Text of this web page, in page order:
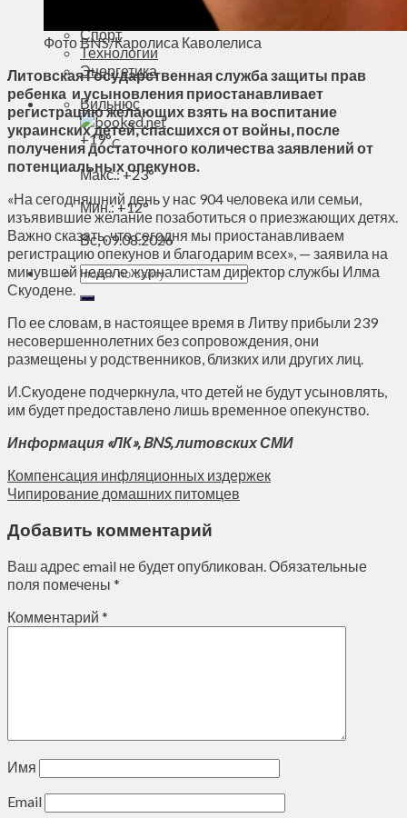
Духовное пространство
Спорт
Технологии
Энергетика
Вильнюс
+19°C
Макс.:+23°
Мин.:+12°
Вс, 09.08.2026
Фото BNS/Каролиса Каволелиса
Литовская Государственная служба защиты прав
ребенка и усыновления приостанавливает
регистрацию желающих взять на воспитание
украинских детей, спасшихся от войны, после
получения достаточного количества заявлений от
потенциальных опекунов.
«На сегодняшний день у нас 904 человека или семьи,
изъявившие желание позаботиться о приезжающих детях.
Важно сказать, что сегодня мы приостанавливаем
регистрацию опекунов и благодарим всех», — заявила на
минувшей неделе журналистам директор службы Илма
Скуодене.
По ее словам, в настоящее время в Литву прибыли 239
несовершеннолетних без сопровождения, они
размещены у родственников, близких или других лиц.
И.Скуодене подчеркнула, что детей не будут усыновлять,
им будет предоставлено лишь временное опекунство.
Информация «ЛК», BNS, литовских СМИ
Компенсация инфляционных издержек
Чипирование домашних питомцев
Добавить комментарий
Ваш адрес email не будет опубликован.Обязательные
поля помечены *
Комментарий *
Имя
Email